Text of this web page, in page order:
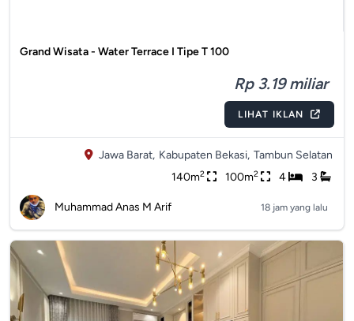
Grand Wisata - Water Terrace I Tipe T 100
Rp 3.19 miliar
LIHAT IKLAN
Jawa Barat, Kabupaten Bekasi, Tambun Selatan
140m2 100m2 4 3
Muhammad Anas M Arif 18 jam yang lalu